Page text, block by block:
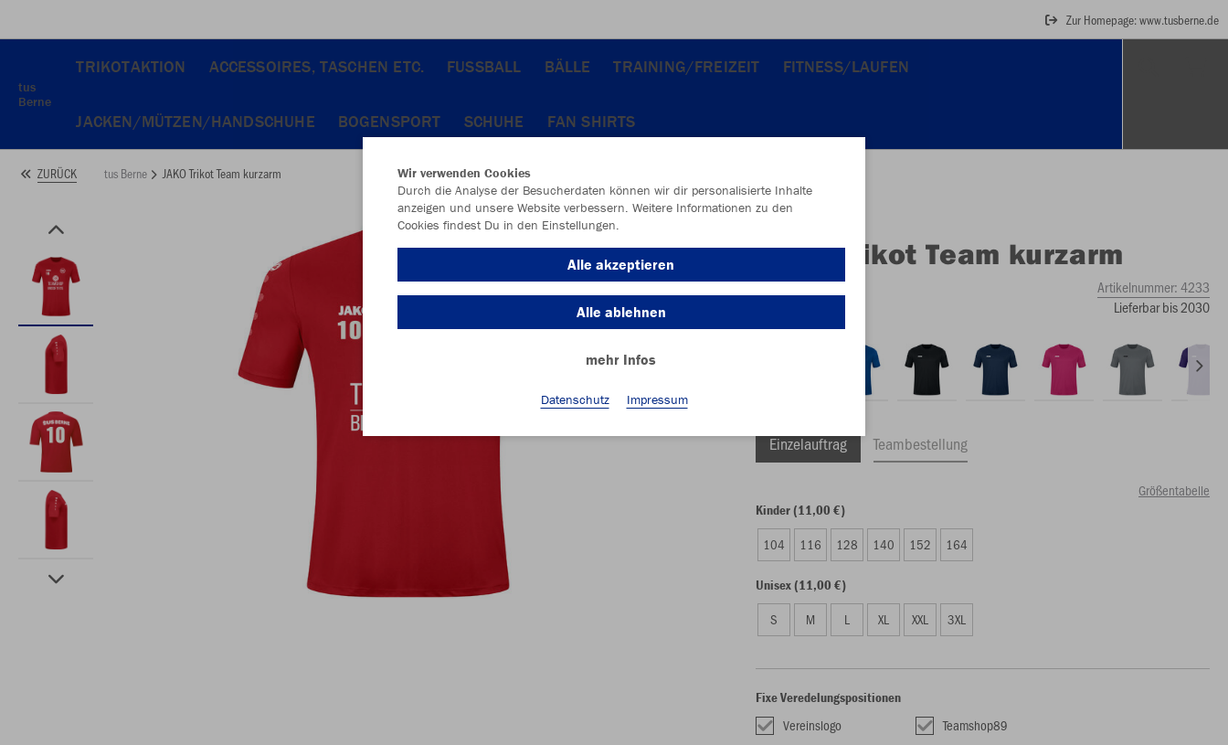
Zur Homepage: www.tusberne.de
tus
Berne
TRIKOTAKTION ACCESSOIRES, TASCHEN ETC. FUSSBALL BÄLLE TRAINING/FREIZEIT FITNESS/LAUFEN
JACKEN/MÜTZEN/HANDSCHUHE BOGENSPORT SCHUHE FAN SHIRTS
ZURÜCK tus Berne JAKO Trikot Team kurzarm
JAKO Trikot Team kurzarm
sportrot Artikelnummer:4233
Lieferbar bis 2030
Einzelauftrag Teambestellung
Größentabelle
Kinder (11,00 €)
104 116 128 140 152 164
Unisex (11,00 €)
S M L XL XXL 3XL
Fixe Veredelungspositionen
Vereinslogo
Teamshop89
Wir verwenden Cookies
Durch die Analyse der Besucherdaten können wir dir personalisierte Inhalte
anzeigen und unsere Website verbessern. Weitere Informationen zu den
Cookies findest Du in den Einstellungen.
Alle akzeptieren
Alle ablehnen
mehr Infos
Datenschutz Impressum